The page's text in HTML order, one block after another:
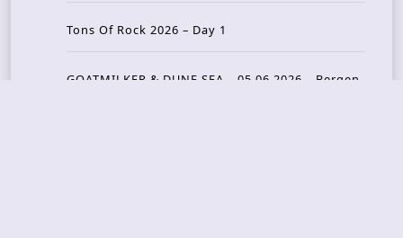
Tons Of Rock 2026 – Day 1
GOATMILKER & DUNE SEA – 05.06.2026 – Bergen,